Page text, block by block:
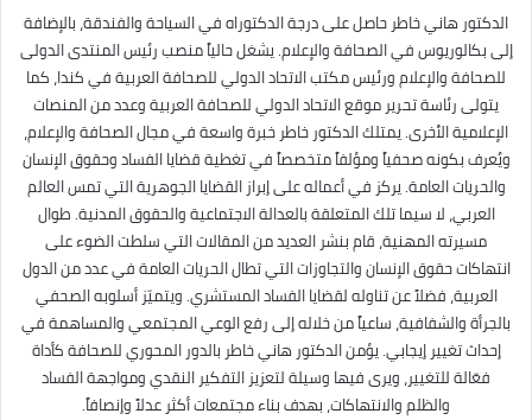
الدكتور هاني خاطر حاصل على درجة الدكتوراه في السياحة والفندقة، بالإضافة
إلى بكالوريوس في الصحافة والإعلام. يشغل حالياً منصب رئيس المنتدى الدولى
للصحافة والإعلام ورئيس مكتب الاتحاد الدولي للصحافة العربية في كندا، كما
يتولى رئاسة تحرير موقع الاتحاد الدولي للصحافة العربية وعدد من المنصات
الإعلامية الأخرى. يمتلك الدكتور خاطر خبرة واسعة في مجال الصحافة والإعلام،
ويُعرف بكونه صحفياً ومؤلفاً متخصصاً في تغطية قضايا الفساد وحقوق الإنسان
والحريات العامة. يركز في أعماله على إبراز القضايا الجوهرية التي تمس العالم
العربي، لا سيما تلك المتعلقة بالعدالة الاجتماعية والحقوق المدنية. طوال
مسيرته المهنية، قام بنشر العديد من المقالات التي سلطت الضوء على
انتهاكات حقوق الإنسان والتجاوزات التي تطال الحريات العامة في عدد من الدول
العربية، فضلاً عن تناوله لقضايا الفساد المستشري. ويتميّز أسلوبه الصحفي
بالجرأة والشفافية، ساعياً من خلاله إلى رفع الوعي المجتمعي والمساهمة في
إحداث تغيير إيجابي. يؤمن الدكتور هاني خاطر بالدور المحوري للصحافة كأداة
فعّالة للتغيير، ويرى فيها وسيلة لتعزيز التفكير النقدي ومواجهة الفساد
والظلم والانتهاكات، بهدف بناء مجتمعات أكثر عدلاً وإنصافاً.